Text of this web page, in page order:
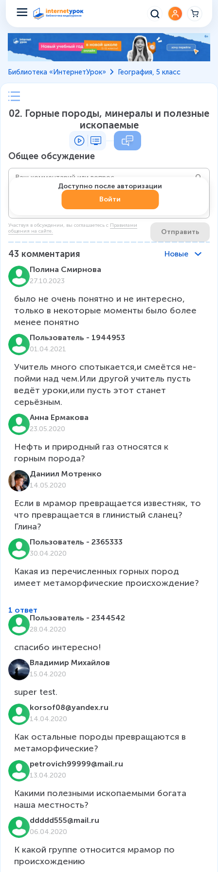
Библиотека «ИнтернетУрок» География, 5 класс
02. Горные породы, минералы и полезные
ископаемые
Общее обсуждение
Участвуя в обсуждении, вы соглашаетесь c Правилами
общения на сайте.
Отправить
Доступно после авторизации
Войти
43 комментария
Новые
Полина Смирнова
27.10.2023
было не очень понятно и не интересно,
только в некоторые моменты было более
менее понятно
Пользователь - 1944953
01.04.2021
Учитель много спотыкается,и смеётся не-
пойми над чем.Или другой учитель пусть
ведёт уроки,или пусть этот станет
серьёзным.
Анна Ермакова
23.05.2020
Нефть и природный газ относятся к
горным порода?
Даниил Мотренко
14.05.2020
Если в мрамор превращается известняк, то
что превращается в глинистый сланец?
Пользователь - 2365333
30.04.2020
Какая из перечисленных горных пород
имеет метаморфические происхождение?
1 ответ
Пользователь - 2344542
28.04.2020
Владимир Михайлов
15.04.2020
korsof08@yandex.ru
14.04.2020
Как остальные породы превращаются в
метаморфические?
petrovich99999@mail.ru
13.04.2020
Какими полезными ископаемыми богата
наша местность?
ddddd555@mail.ru
06.04.2020
К какой группе относится мрамор по
происхождению